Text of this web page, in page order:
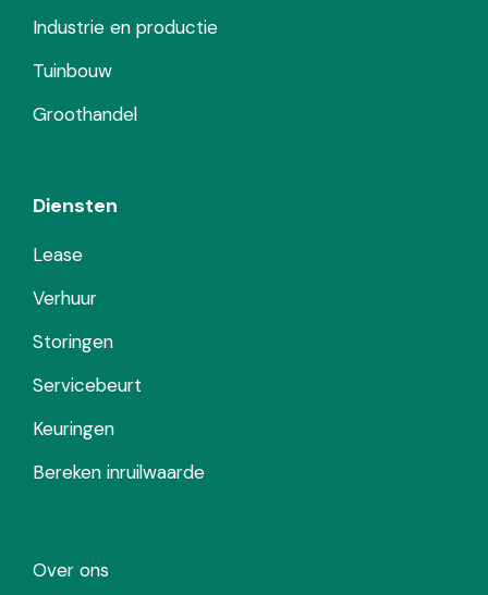
Industrie en productie
Tuinbouw
Groothandel
Diensten
Lease
Verhuur
Storingen
Servicebeurt
Keuringen
Bereken inruilwaarde
Over ons